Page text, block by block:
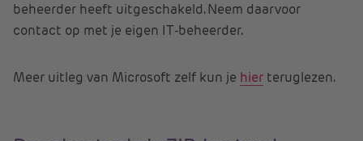
beheerder heeft uitgeschakeld. Neem daarvoor
contact op met je eigen IT-beheerder.
Meer uitleg van Microsoft zelf kun je hier teruglezen.